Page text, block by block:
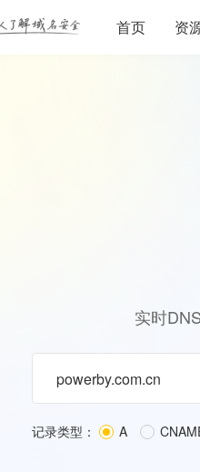
首页 资
实时
记录类型： A